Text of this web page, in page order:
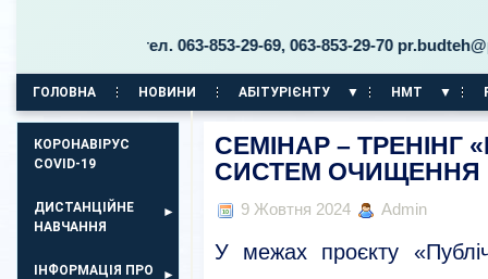
30 тел. 063-853-29-69, 063-853-29-70
ГОЛОВНА НОВИНИ АБІТУРІЄНТУ НМТ
КОРОНАВІРУС
COVID-19
ДИСТАНЦІЙНЕ
НАВЧАННЯ
ІНФОРМАЦІЯ ПРО
СЕМІНАР –
СИСТЕМ ОЧИЩЕННЯ
9 Жовтня 2024 Admin
У межах проєкту